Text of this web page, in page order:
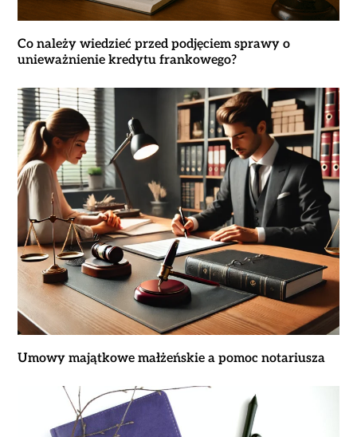
Co należy wiedzieć przed podjęciem sprawy o
unieważnienie kredytu frankowego?
Umowy majątkowe małżeńskie a pomoc notariusza